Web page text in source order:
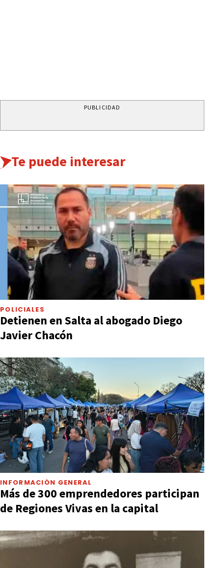
PUBLICIDAD
Te puede interesar
POLICIALES
Detienen en Salta al abogado Diego
Javier Chacón
INFORMACIÓN GENERAL
Más de 300 emprendedores participan
de Regiones Vivas en la capital